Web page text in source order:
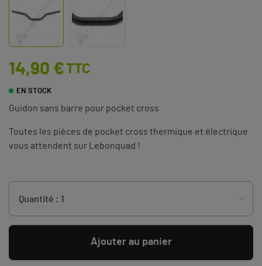
14,90 €TTC
EN STOCK
Guidon sans barre pour pocket cross
Toutes les pièces de pocket cross thermique et électrique
vous attendent sur Lebonquad !
Ajouter au panier